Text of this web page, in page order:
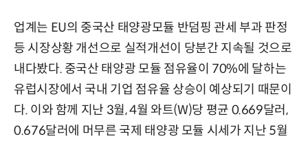
업계는 EU의 중국산 태양광모듈 반덤핑 관세 부과 판정
등 시장상황 개선으로 실적개선이 당분간 지속될 것으로
내다봤다. 중국산 태양광 모듈 점유율이 70%에 달하는
유럽시장에서 국내 기업 점유율 상승이 예상되기 때문이
다. 이와 함께 지난 3월, 4월 와트(W)당 평균 0.669달러,
0.676달러에 머무른 국제 태양광 모듈 시세가 지난 5월